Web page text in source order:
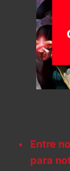
Entre
para